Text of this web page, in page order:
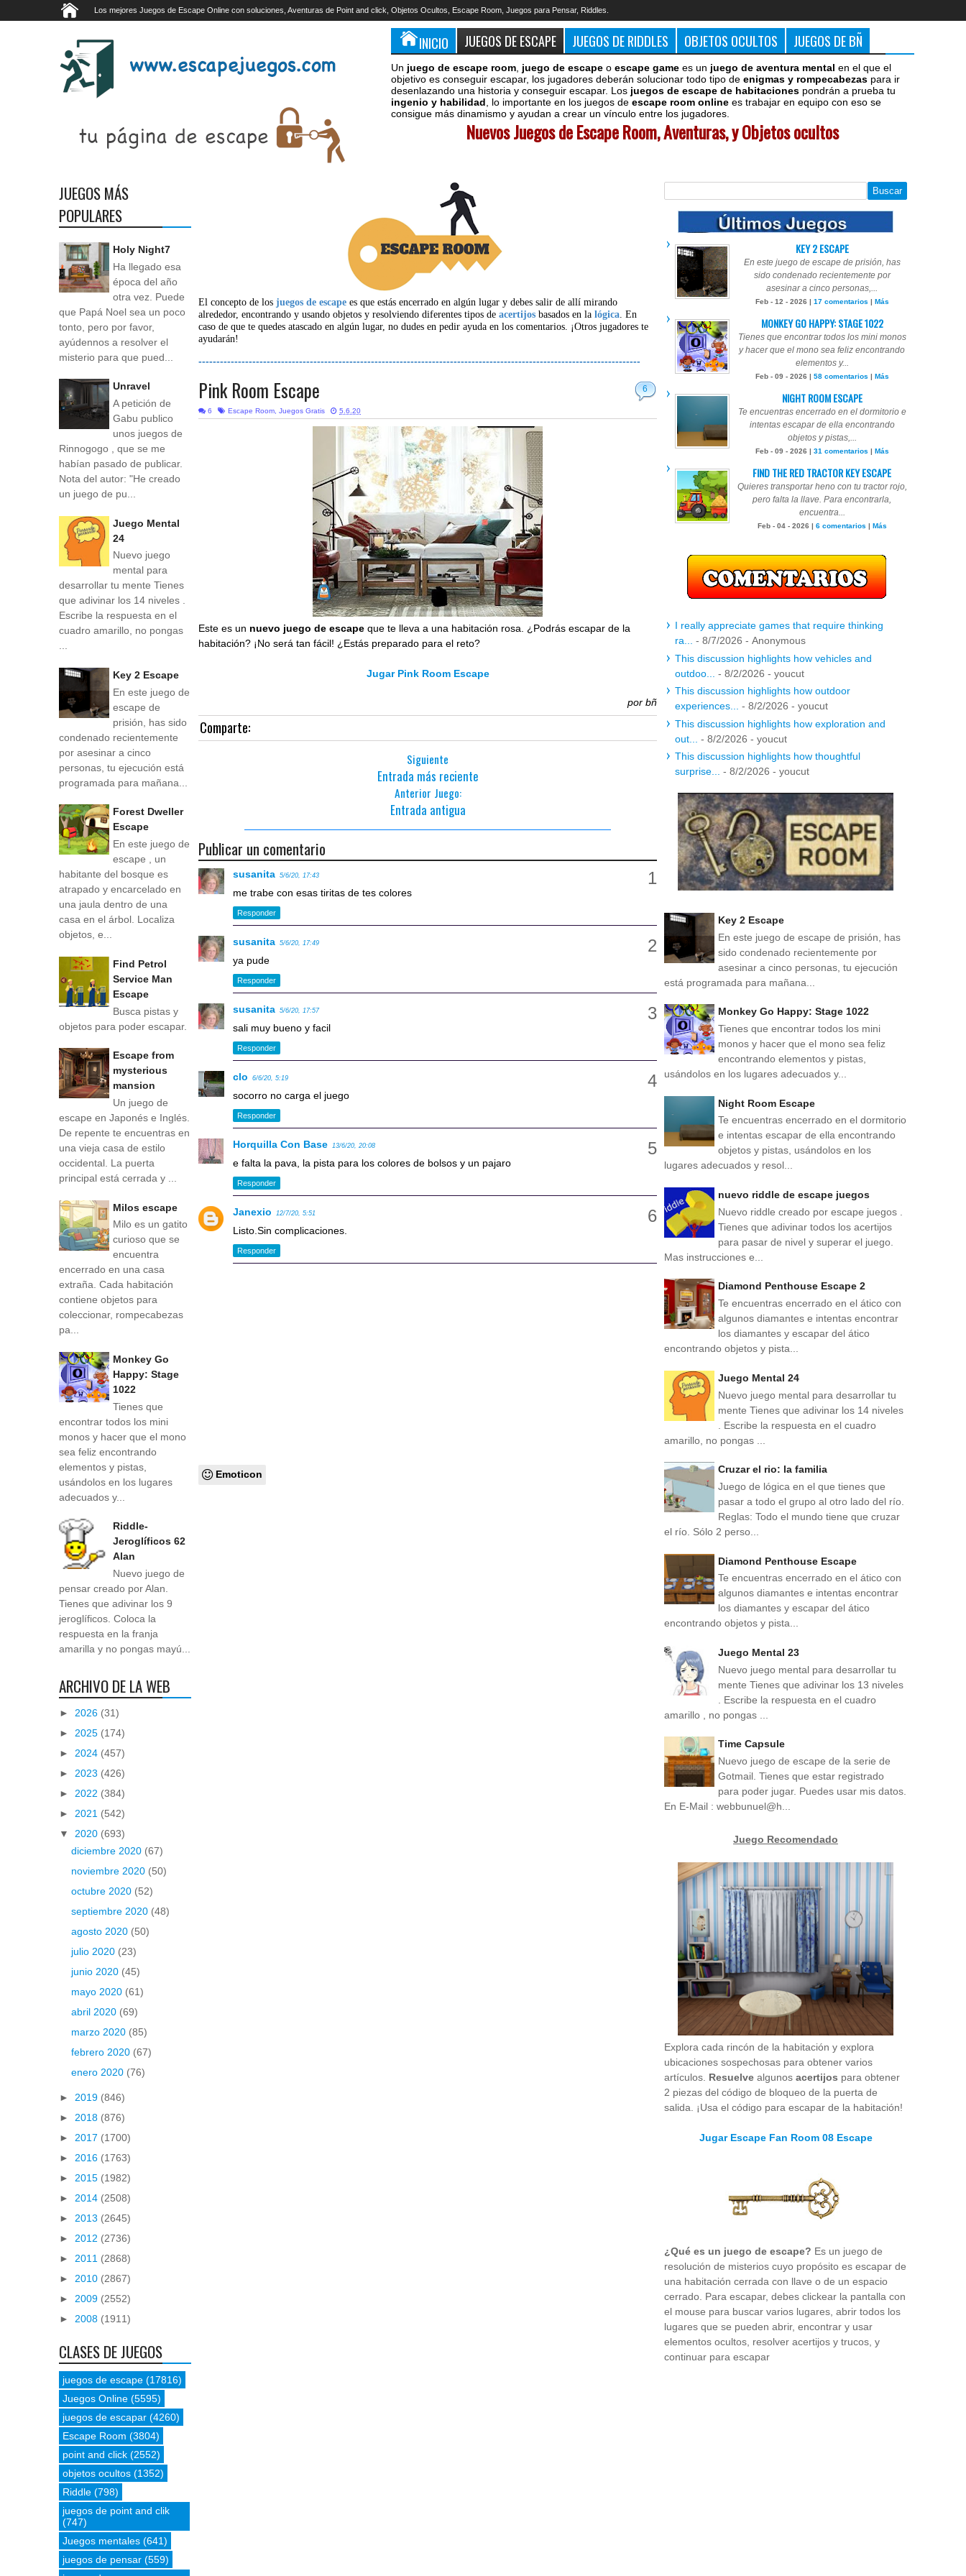
Los mejores Juegos de Escape Online con soluciones, Aventuras de Point and click, Objetos Ocultos, Escape Room, Juegos para Pensar, Riddles.
INICIO JUEGOS DE ESCAPE JUEGOS DE RIDDLES OBJETOS OCULTOS JUEGOS DE BÑ
Un juego de escape room juego de escape o escape game es un juego de aventura mental en el que el
objetivo es conseguir escapar, los jugadores deberán solucionar todo tipo de enigmas y rompecabezas para ir
desenlazando una historia y conseguir escapar. Los juegos de escape de habitaciones pondrán a prueba tu
ingenio y habilidad , lo importante en los juegos de escape room online es trabajar en equipo con eso se
consigue más dinamismo y ayudan a crear un vínculo entre los jugadores.
Nuevos Juegos de Escape Room, Aventuras, y Objetos ocultos
El concepto de losjuegos de escape es que estás encerrado en algún lugar y debes salir de allí mirando
alrededor, encontrando y usando objetos y resolviendo diferentes tipos deacertijos basados en lalógica. En
caso de que te quedes atascado en algún lugar, no dudes en pedir ayuda en los comentarios. ¡Otros jugadores te
ayudarán!
---------------------------------------------------------------------------------------------------------------------------
6
Pink Room Escape
6 Escape Room Juegos Gratis 5.6.20
Este es un nuevo juego de escape que te lleva a una habitación rosa. ¿Podrás escapar de la
habitación? ¡No será tan fácil! ¿Estás preparado para el reto?
Jugar Pink Room Escape
por bñ
Comparte:
Siguiente
Entrada más reciente
Anterior Juego:
Entrada antigua
Publicar un comentario
susanita 5/6/20, 17:43
me trabe con esas tiritas de tes colores
Responder
susanita 5/6/20, 17:49
ya pude
Responder
susanita 5/6/20, 17:57
sali muy bueno y facil
Responder
clo 6/6/20, 5:19
socorro no carga el juego
Responder
Horquilla Con Base 13/6/20, 20:08
e falta la pava, la pista para los colores de bolsos y un pajaro
Responder
Janexio 12/7/20, 5:51
Listo.Sin complicaciones.
Responder
Emoticon
JUEGOS MÁS
POPULARES
Holy Night7
Ha llegado esa
época del año
otra vez. Puede
que Papá Noel sea un poco
tonto, pero por favor,
ayúdennos a resolver el
misterio para que pued...
Unravel
A petición de
Gabu publico
unos juegos de
Rinnogogo , que se me
habían pasado de publicar.
Nota del autor: "He creado
un juego de pu...
Juego Mental
24
Nuevo juego
mental para
desarrollar tu mente Tienes
que adivinar los 14 niveles .
Escribe la respuesta en el
cuadro amarillo, no pongas
...
Key 2 Escape
En este juego de
escape de
prisión, has sido
condenado recientemente
por asesinar a cinco
personas, tu ejecución está
programada para mañana...
Forest Dweller
Escape
En este juego de
escape , un
habitante del bosque es
atrapado y encarcelado en
una jaula dentro de una
casa en el árbol. Localiza
objetos, e...
Find Petrol
Service Man
Escape
Busca pistas y
objetos para poder escapar.
Escape from
mysterious
mansion
Un juego de
escape en Japonés e Inglés.
De repente te encuentras en
una vieja casa de estilo
occidental. La puerta
principal está cerrada y ...
Milos escape
Milo es un gatito
curioso que se
encuentra
encerrado en una casa
extraña. Cada habitación
contiene objetos para
coleccionar, rompecabezas
pa...
Monkey Go
Happy: Stage
1022
Tienes que
encontrar todos los mini
monos y hacer que el mono
sea feliz encontrando
elementos y pistas,
usándolos en los lugares
adecuados y...
Riddle-
Jeroglíficos 62
Alan
Nuevo juego de
pensar creado por Alan.
Tienes que adivinar los 9
jeroglíficos. Coloca la
respuesta en la franja
amarilla y no pongas mayú...
ARCHIVO DE LA WEB
► 2026 (31)
► 2025 (174)
► 2024 (457)
► 2023 (426)
► 2022 (384)
► 2021 (542)
▼ 2020 (693)
diciembre 2020 (67)
noviembre 2020 (50)
octubre 2020 (52)
septiembre 2020 (48)
agosto 2020 (50)
julio 2020 (23)
junio 2020 (45)
mayo 2020 (61)
abril 2020 (69)
marzo 2020 (85)
febrero 2020 (67)
enero 2020 (76)
► 2019 (846)
► 2018 (876)
► 2017 (1700)
► 2016 (1763)
► 2015 (1982)
► 2014 (2508)
► 2013 (2645)
► 2012 (2736)
► 2011 (2868)
► 2010 (2867)
► 2009 (2552)
► 2008 (1911)
CLASES DE JUEGOS
juegos de escape (17816)
Juegos Online (5595)
juegos de escapar (4260)
Escape Room (3804)
point and click (2552)
objetos ocultos (1352)
Riddle (798)
juegos de point and clik
(747)
Juegos mentales (641)
juegos de pensar (559)
KEY 2 ESCAPE
En este juego de escape de prisión, has
sido condenado recientemente por
asesinar a cinco personas,...
Feb - 12 - 2026 | 17 comentarios | Más
MONKEY GO HAPPY: STAGE 1022
Tienes que encontrar todos los mini monos
y hacer que el mono sea feliz encontrando
elementos y...
Feb - 09 - 2026 | 58 comentarios | Más
NIGHT ROOM ESCAPE
Te encuentras encerrado en el dormitorio e
intentas escapar de ella encontrando
objetos y pistas,...
Feb - 09 - 2026 | 31 comentarios | Más
FIND THE RED TRACTOR KEY ESCAPE
Quieres transportar heno con tu tractor rojo,
pero falta la llave. Para encontrarla,
encuentra...
Feb - 04 - 2026 | 6 comentarios | Más
I really appreciate games that require thinking
ra...
- 8/7/2026 - Anonymous
This discussion highlights how vehicles and
outdoo...
- 8/2/2026 - youcut
This discussion highlights how outdoor
experiences...
- 8/2/2026 - youcut
This discussion highlights how exploration and
out...
- 8/2/2026 - youcut
This discussion highlights how thoughtful
surprise...
- 8/2/2026 - youcut
Key 2 Escape
En este juego de escape de prisión, has
sido condenado recientemente por
asesinar a cinco personas, tu ejecución
está programada para mañana...
Monkey Go Happy: Stage 1022
Tienes que encontrar todos los mini
monos y hacer que el mono sea feliz
encontrando elementos y pistas,
usándolos en los lugares adecuados y...
Night Room Escape
Te encuentras encerrado en el dormitorio
e intentas escapar de ella encontrando
objetos y pistas, usándolos en los
lugares adecuados y resol...
nuevo riddle de escape juegos
Nuevo riddle creado por escape juegos .
Tienes que adivinar todos los acertijos
para pasar de nivel y superar el juego.
Mas instrucciones e...
Diamond Penthouse Escape 2
Te encuentras encerrado en el ático con
algunos diamantes e intentas encontrar
los diamantes y escapar del ático
encontrando objetos y pista...
Juego Mental 24
Nuevo juego mental para desarrollar tu
mente Tienes que adivinar los 14 niveles
. Escribe la respuesta en el cuadro
amarillo, no pongas ...
Cruzar el rio: la familia
Juego de lógica en el que tienes que
pasar a todo el grupo al otro lado del río.
Reglas: Todo el mundo tiene que cruzar
el río. Sólo 2 perso...
Diamond Penthouse Escape
Te encuentras encerrado en el ático con
algunos diamantes e intentas encontrar
los diamantes y escapar del ático
encontrando objetos y pista...
Juego Mental 23
Nuevo juego mental para desarrollar tu
mente Tienes que adivinar los 13 niveles
. Escribe la respuesta en el cuadro
amarillo , no pongas ...
Time Capsule
Nuevo juego de escape de la serie de
Gotmail. Tienes que estar registrado
para poder jugar. Puedes usar mis datos.
En E-Mail : webbunuel@h...
Juego Recomendado
Explora cada rincón de la habitación y explora
ubicaciones sospechosas para obtener varios
artículos. Resuelve algunos acertijos para obtener
2 piezas del código de bloqueo de la puerta de
salida. ¡Usa el código para escapar de la habitación!
Jugar Escape Fan Room 08 Escape
¿Qué es un juego de escape? Es un juego de
resolución de misterios cuyo propósito es escapar de
una habitación cerrada con llave o de un espacio
cerrado. Para escapar, debes clickear la pantalla con
el mouse para buscar varios lugares, abrir todos los
lugares que se pueden abrir, encontrar y usar
elementos ocultos, resolver acertijos y trucos, y
continuar para escapar